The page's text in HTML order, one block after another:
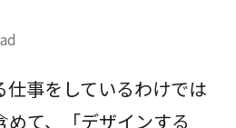
仕事をしているわけでは
て、「デザインする